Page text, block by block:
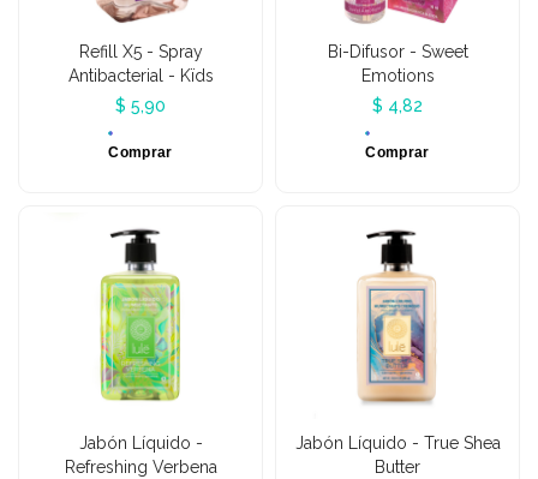
Refill X5 - Spray
Antibacterial - Kïds
$ 5,90
Comprar
Bi-Difusor - Sweet
Emotions
$ 4,82
Comprar
Jabón Líquido -
Refreshing Verbena
Jabón Líquido - True Shea
Butter